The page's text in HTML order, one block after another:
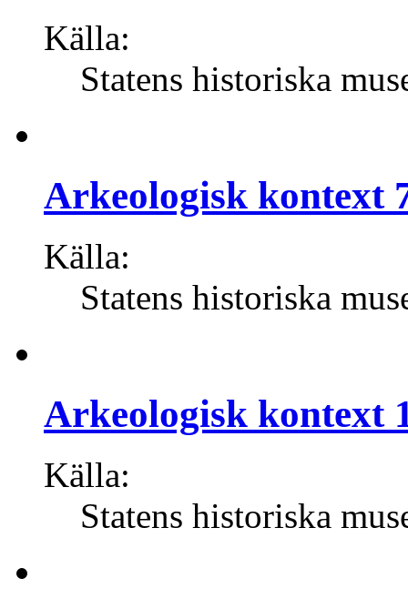
Källa:
Statens historiska
Arkeologisk kontext
Källa:
Statens historiska
Arkeologisk kontext
Källa:
Statens historiska